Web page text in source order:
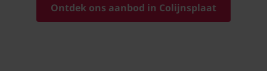
Ontdek ons aanbod in Colijnsplaat